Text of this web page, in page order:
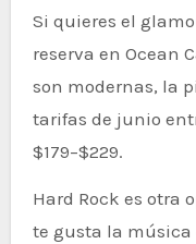
Si quieres el
reserva en Ocean
son modernas, la
tarifas de junio
$179–$229.
Hard Rock es otra
te gusta la